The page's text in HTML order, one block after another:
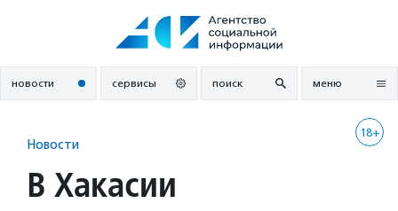
новости сервисы поиск меню
18+
Новости
В Хакасии